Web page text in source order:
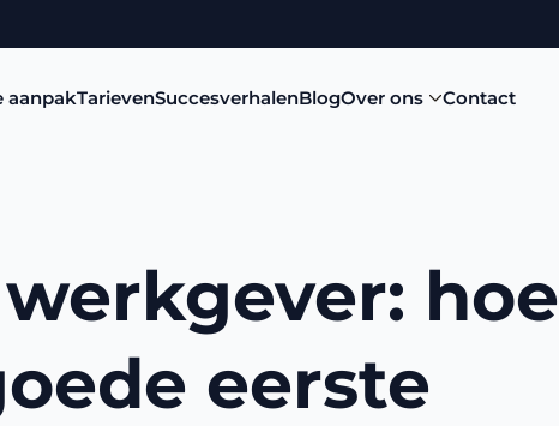
aanpakTarievenSuccesverhalenBlogOver ons Contact
hoe
eerste